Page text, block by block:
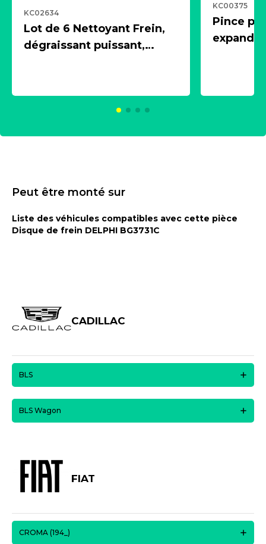
KC02634
Lot de 6 Nettoyant Frein,
dégraissant puissant,
KC00375
Pince
Peut être monté sur
Liste des véhicules compatibles avec cette pièce
Disque de frein DELPHI BG3731C
CADILLAC
BLS
BLS Wagon
FIAT
CROMA (194_)